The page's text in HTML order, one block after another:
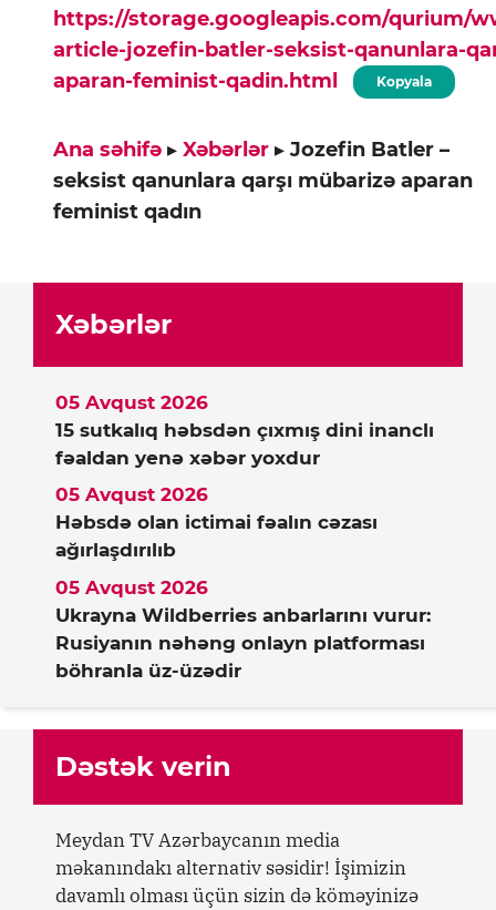
https://storage.googleapis.com/qurium/
article-jozefin-batler-seksist-qanunlara-
aparan-feminist-qadin.html
Kopyala
Ana səhifə ▸ Xəbərlər ▸ Jozefin Batler –
seksist qanunlara qarşı mübarizə aparan
feminist qadın
Xəbərlər
15 sutkalıq həbsdən çıxmış dini inanclı
fəaldan yenə xəbər yoxdur
05 Avqust 2026
Həbsdə olan ictimai fəalın cəzası
ağırlaşdırılıb
05 Avqust 2026
Ukrayna Wildberries anbarlarını vurur:
Rusiyanın nəhəng onlayn platforması
böhranla üz-üzədir
05 Avqust 2026
Dəstək verin
Meydan TV Azərbaycanın media
məkanındakı alternativ səsidir! İşimizin
davamlı olması üçün sizin də köməyinizə